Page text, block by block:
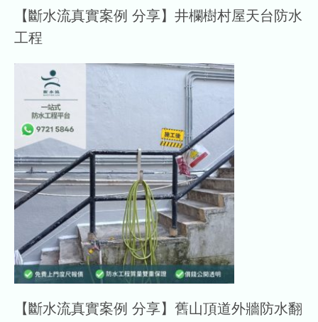
【斷水流真實案例 分享】井欄樹村屋天台防水
工程
【斷水流真實案例 分享】舊山頂道外牆防水翻